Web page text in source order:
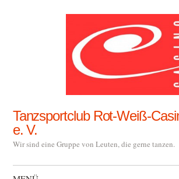
Tanzsportclub Rot-Weiß-
e. V.
Wir sind eine Gruppe von Leuten, die gerne tanzen.